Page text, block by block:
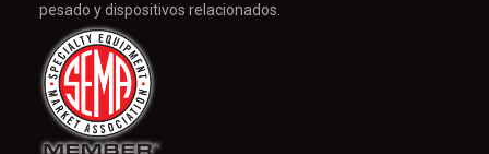
pesado y dispositivos relacionados.